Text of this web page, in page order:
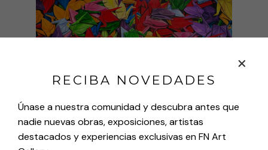
RECIBA NOVEDADES
Únase a nuestra comunidad y descubra antes que
nadie nuevas obras, exposiciones, artistas
destacados y experiencias exclusivas en FN Art